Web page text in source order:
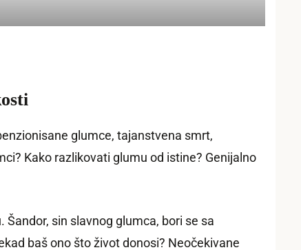
glumce, tajanstvena smrt,
Kako razlikovati glumu od istine? Genijalno
sin slavnog glumca, bori se sa
baš ono što život donosi? Neočekivane